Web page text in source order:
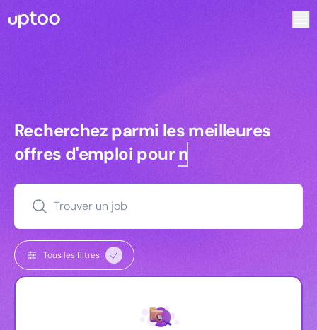
Recherchez parmi les meilleures
Recherchez parmi les meilleures
offres d'emploi pourmanagers
Trouver un job
Tous les filtres